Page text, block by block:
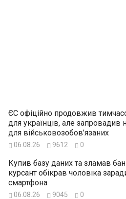
ЄС офіційно продовжив
для українців, але запровадив
для військовозобов’язаних
06.08.26 9612 0
Купив базу даних та зламав
курсант обікрав чоловіка
смартфона
06.08.26 9045 0